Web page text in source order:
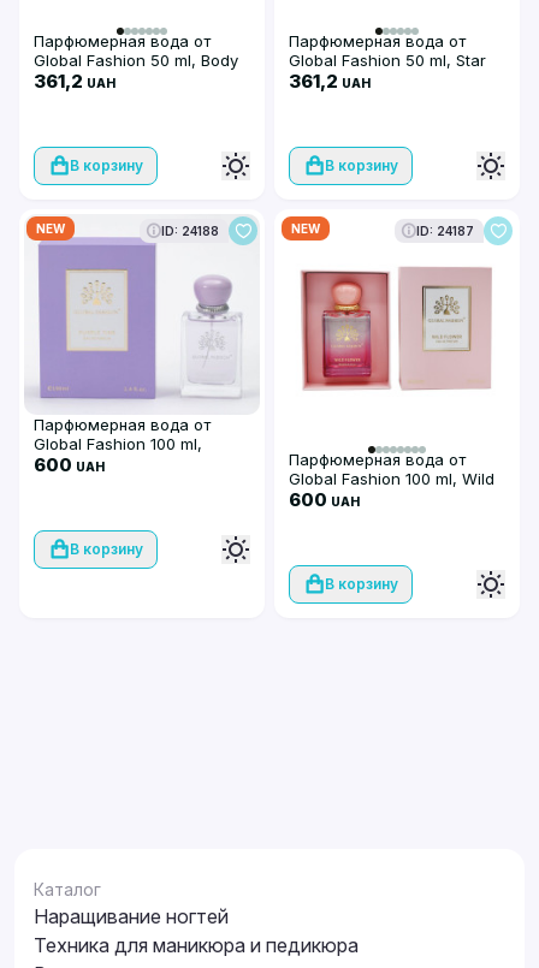
Парфюмерная вода от
Global Fashion 50 ml, Body
361,2 UAH
В корзину
Парфюмерная вода от
Global Fashion 50 ml, Star
Shower
361,2 UAH
В корзину
NEW ID: 24188
Парфюмерная вода от
Global Fashion 100 ml,
Purple Time
600 UAH
В корзину
NEW ID: 24187
Парфюмерная вода от
Global Fashion 100 ml, Wild
Flower
600 UAH
В корзину
Каталог
Наращивание ногтей
Техника для маникюра и педикюра